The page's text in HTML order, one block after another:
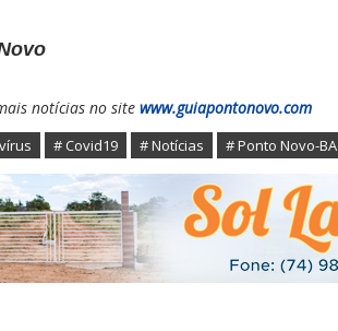
notícias no site www.guiapontonovo.com
# Covid19 # Notícias # Ponto Novo-BA